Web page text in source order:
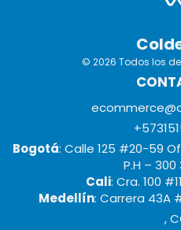
© 2026 Todos los
Bogotá: Calle 125 #20-59
P.H – 300
Cali: Cra. 100
Medellín: Carrera 43A
,